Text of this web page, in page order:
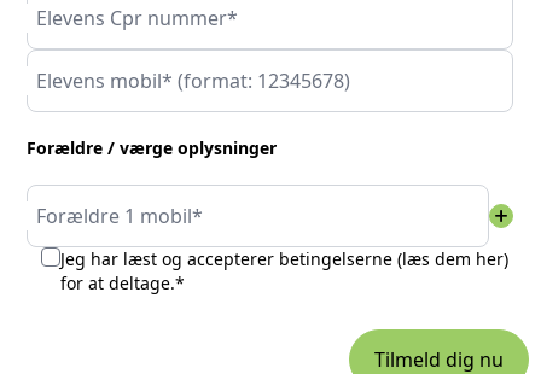
Elevens Cpr nummer*
Elevens mobil* (format: 12345678)
Forældre / værge oplysninger
Forældre 1 mobil* add
Jeg har læst og accepterer betingelserne (læs dem her)
for at deltage.*
Tilmeld dig nu